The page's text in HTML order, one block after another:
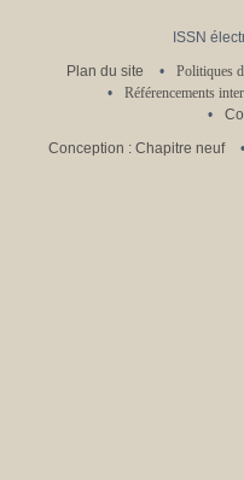
ISSN
Plan du site
Politiques
Référencements
Conception : Chapitre neuf